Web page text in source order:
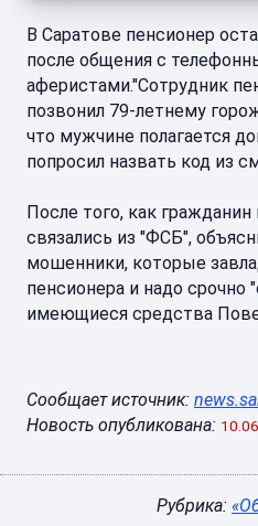
В Саратове пенсионер
после общения с
аферистами."Сотрудник
позвонил 79-летнему
что мужчине полагается
попросил назвать код из
После того, как
связались из "ФСБ",
мошенники, которые
пенсионера и надо срочно
имеющиеся средства
Сообщает источник:
Новость опубликована:
Рубрика: